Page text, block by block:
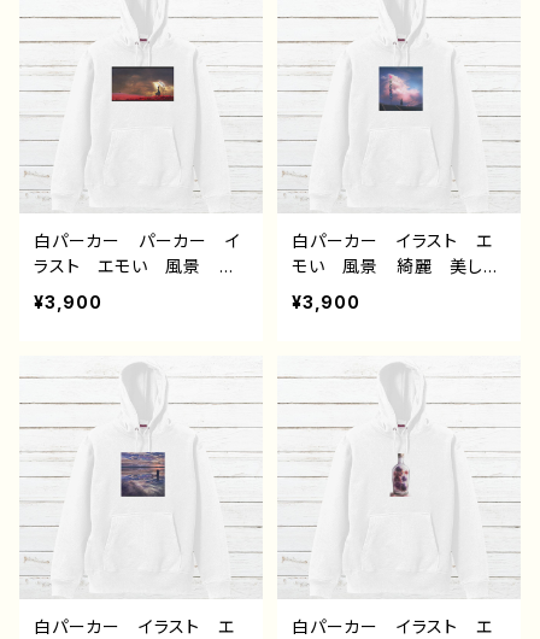
クリエイター 絵師 オリ
ジナル デザイン グッ
ズ 片面印刷 タイトル：氷
の記憶 作：アナ F-5
ー クリエイター 絵師
オリジナル デザイン グッ
ズ 片面印刷タイトル：夜明
けは告げる 作：アナ F-5
白パーカー パーカー イ
ラスト エモい 風景 綺
麗 美しい 景色 おしゃ
れ 可愛い女の子 メン
め 個性的 人気 イラス
トレーター クリエイター
絵師 オリジナル デザイ
ン グッズ 片面印刷 タ
イトル：dear 作：アナ F-
¥3,900
白パーカー イラスト エ
モい 風景 綺麗 美し
い 景色 おしゃれ 可愛
い女の子 メンズ レディ
人気 イラストレーター
クリエイター 絵師 オリ
ジナル デザイン グッ
ズ 片面印刷タイトル：visi
on 作：アナ F-5
¥3,900
白パーカー イラスト エ
白パーカー イラスト エ